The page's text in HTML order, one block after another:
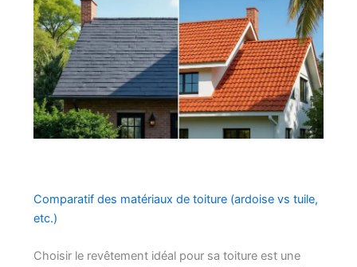
Comparatif des matériaux de toiture (ardoise vs tuile,
etc.)
Choisir le revêtement idéal pour sa toiture est une